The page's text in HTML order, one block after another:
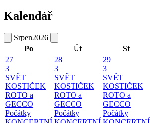
Kalendář
Srpen2026
Po
Út St
27
3
SVĚT
KOSTIČEK
ROTO a
GECCO
Počátky
28
3
SVĚT
KOSTIČEK
ROTO a
GECCO
Počátky
29
3
SVĚT
KOSTIČEK
ROTO a
GECCO
Počátky